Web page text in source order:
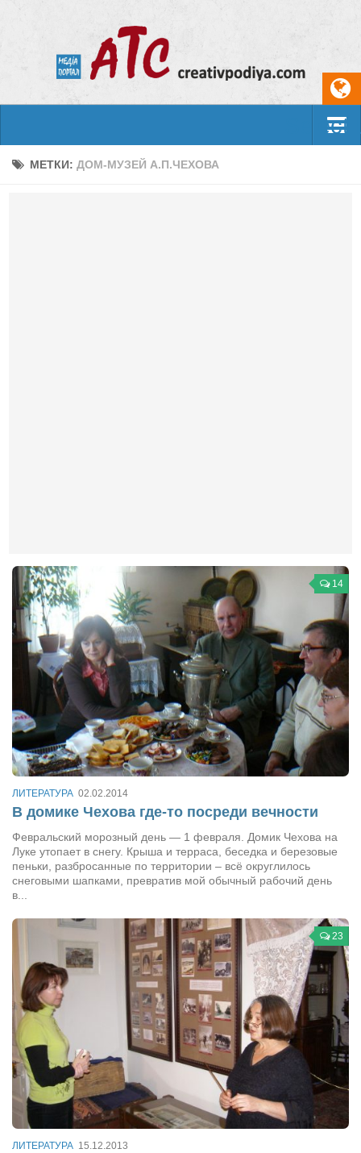
События
Деньги
Традиции
Опросы
Экология
Здоровье
Здоровый образ жизни
Сам себе доктор
Активный отдых
Досье
Арт-менеджеры
Лариса Ильченко
Тамара Кубракова
Елена Мельник
Вера Паненко
Семён Салатенко
Сергей Шепилов
Актёры
Валентин Бурый
Артём Мяус
МЕТКИ: ДОМ-МУЗЕЙ А.П.ЧЕХОВА
14
ЛИТЕРАТУРА 02.02.2014
В домике Чехова где-то посреди вечности
Февральский морозный день — 1 февраля. Домик Чехова на
Луке утопает в снегу. Крыша и терраса, беседка и березовые
пеньки, разбросанные по территории – всё округлилось
снеговыми шапками, превратив мой обычный рабочий день
в...
23
ЛИТЕРАТУРА 15.12.2013